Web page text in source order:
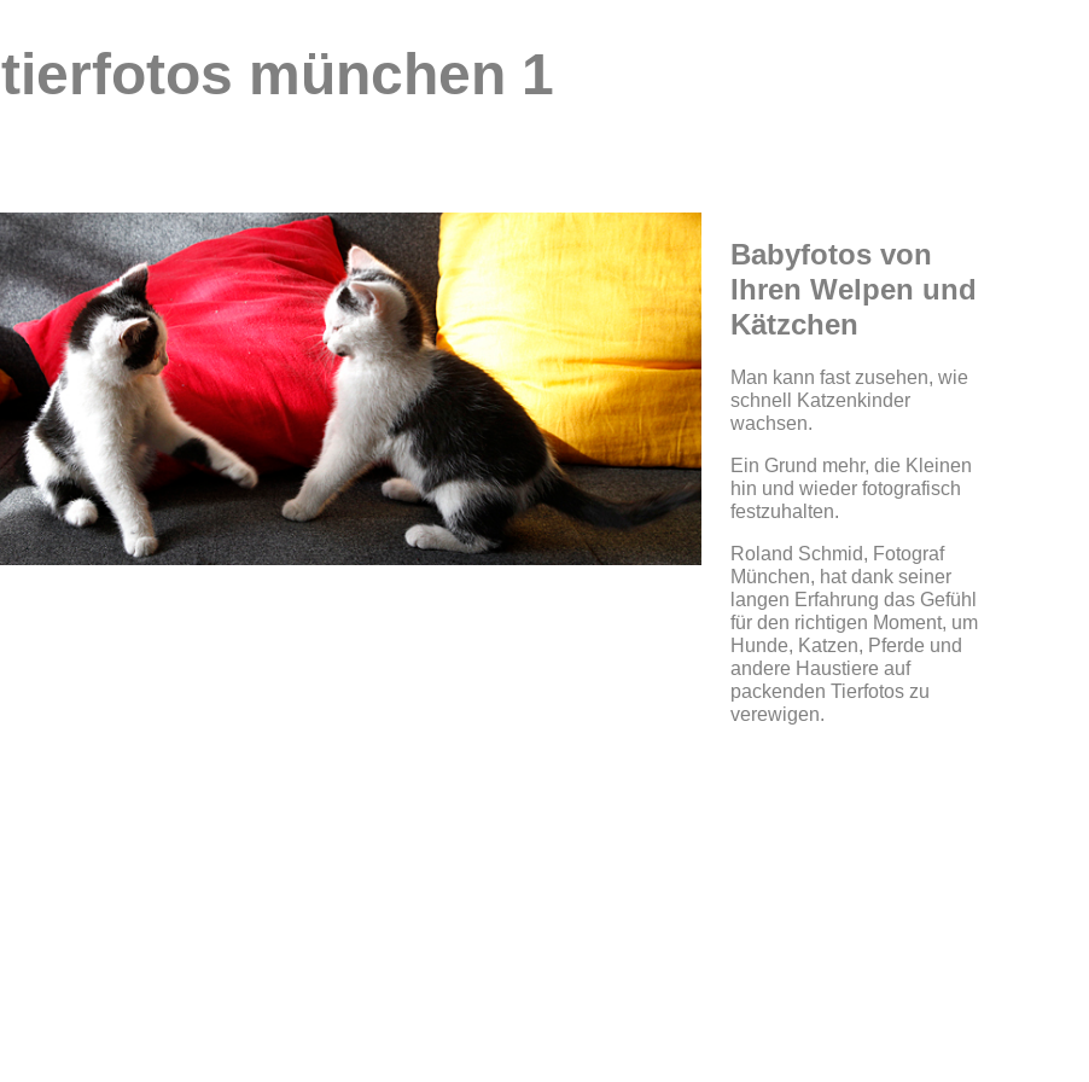
tierfotos münchen 1
Babyfotos von
Ihren Welpen und
Kätzchen
Man kann fast zusehen, wie
schnell Katzenkinder
wachsen.
Ein Grund mehr, die Kleinen
hin und wieder fotografisch
festzuhalten.
Roland Schmid, Fotograf
München, hat dank seiner
langen Erfahrung das Gefühl
für den richtigen Moment, um
Hunde, Katzen, Pferde und
andere Haustiere auf
packenden Tierfotos zu
verewigen.